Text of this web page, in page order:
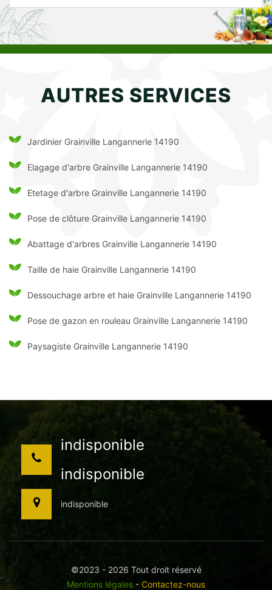
AUTRES SERVICES
Jardinier Grainville Langannerie 14190
Elagage d'arbre Grainville Langannerie 14190
Etetage d'arbre Grainville Langannerie 14190
Pose de clôture Grainville Langannerie 14190
Abattage d'arbres Grainville Langannerie 14190
Taille de haie Grainville Langannerie 14190
Dessouchage arbre et haie Grainville Langannerie 14190
Pose de gazon en rouleau Grainville Langannerie 14190
Paysagiste Grainville Langannerie 14190
indisponible
indisponible
indisponible
©2023 - 2026 Tout droit réservé
Mentions légales - Contactez-nous